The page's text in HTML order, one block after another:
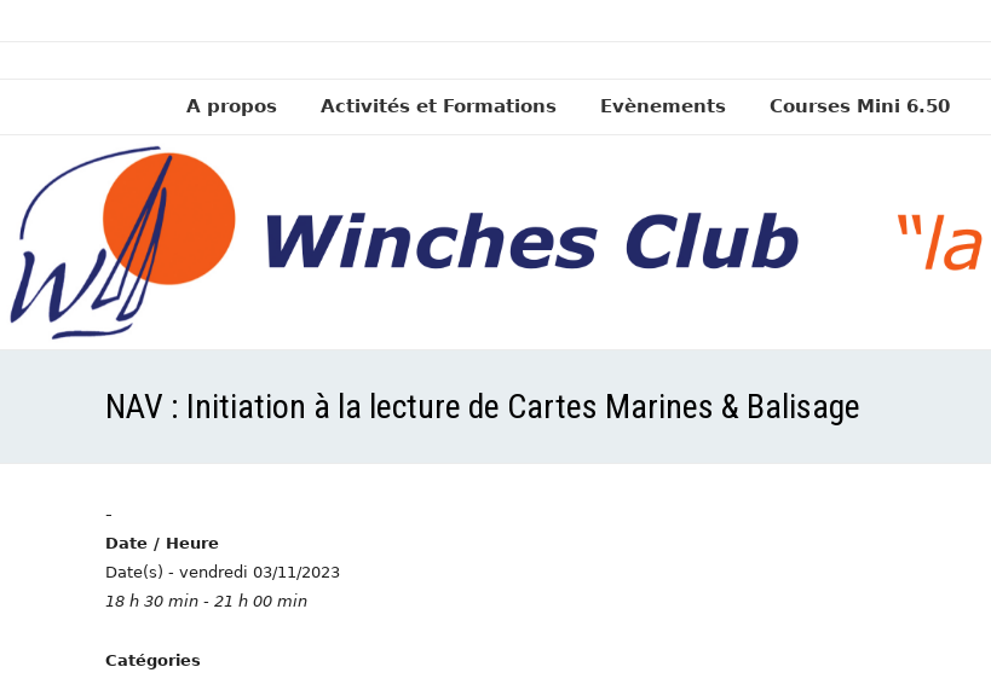
A propos Activités et Formations Evènements Courses Mini 6.50
NAV : Initiation à la lecture de Cartes Marines & Balisage
-
Date / Heure
Date(s) - vendredi 03/11/2023
18 h 30 min - 21 h 00 min
Catégories